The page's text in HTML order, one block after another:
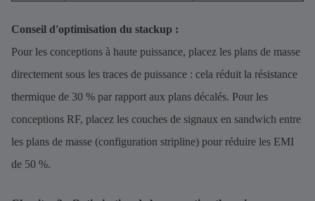
Conseil d'optimisation du stackup :
Pour les conceptions à haute puissance, placez les plans de masse
directement sous les traces de puissance : cela réduit la résistance
thermique de 30 % par rapport aux plans décalés. Pour les
conceptions RF, placez les couches de signaux en sandwich entre
les plans de masse (configuration stripline) pour réduire les EMI
de 50 %.